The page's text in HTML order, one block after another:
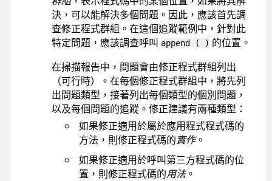
決，可以能解決多個問題。因此，應該首先調
查修正程式群組。在這個追蹤範例中，針對此
特定問題，應該調查呼叫 append ( ) 的位置。
在掃描報告中，問題會由修正程式群組列出
（可行時）。在每個修正程式群組中，將先列
出問題類型，接著列出每個類型的個別問題，
以及每個問題的追蹤。修正建議有兩種類型：
如果修正適用於屬於應用程式程式碼的
方法，則修正程式碼的實作。
如果修正適用於呼叫第三方程式碼的位
置，則修正程式碼的用法。